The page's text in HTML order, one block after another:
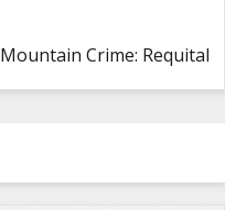
Mountain Crime: Requital